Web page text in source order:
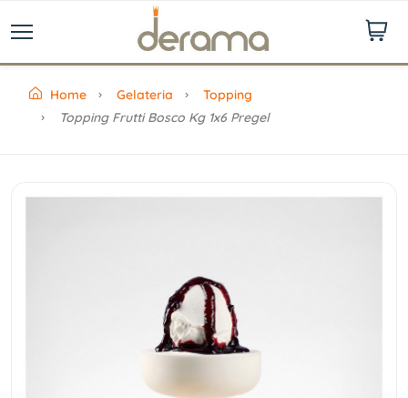
Home Gelateria
Topping
Topping Frutti Bosco Kg 1x6 Pregel